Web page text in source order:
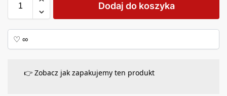
Dodaj do koszyka
👉 Zobacz jak zapakujemy ten produkt